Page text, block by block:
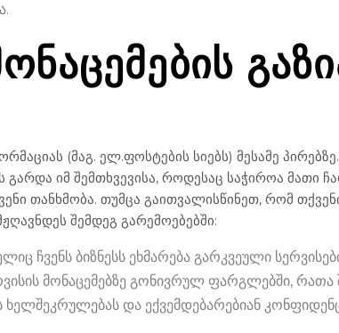
(მაგ. ელ.ფოსტების სიებს) მესამე
გარდა იმ შემთხვევისა, როდესაც საჭიროა
თანხმობა. თუმცა გაითვალისწინეთ, რომ
შემდეგ გარემოებებში:
ჩვენს ბიზნესს ეხმარება გარკვეული
მონაცემებზე გონივრულ ფარგლებში, რათა
ხელშეკრულებას და ექვემდებარებიან